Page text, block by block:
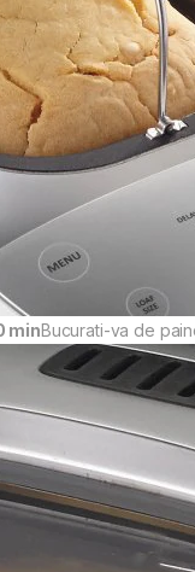
minBucurati-va de